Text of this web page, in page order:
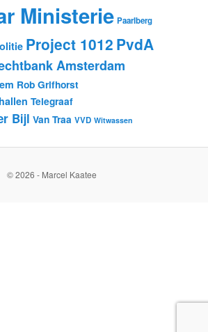
Ministerie Paarlberg
Project 1012 PvdA
Amsterdam
Rob Grifhorst
Telegraaf
Bijl Van Traa VVD Witwassen
© 2026 - Marcel Kaatee